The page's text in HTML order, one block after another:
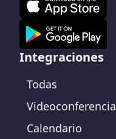
Integraciones
Todas
Videoconferencia
Calendario